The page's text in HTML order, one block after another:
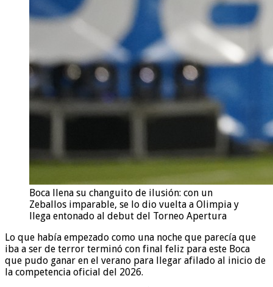
Boca llena su changuito de ilusión: con un
Zeballos imparable, se lo dio vuelta a Olimpia y
llega entonado al debut del Torneo Apertura
Lo que había empezado como una noche que parecía que
iba a ser de terror terminó con final feliz para este Boca
que pudo ganar en el verano para llegar afilado al inicio de
la competencia oficial del 2026.